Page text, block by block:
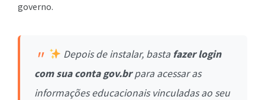
governo.
Depois de instalar, basta fazer login
com sua conta gov.brpara acessar as
informações educacionais vinculadas ao seu